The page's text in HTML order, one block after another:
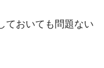
ておいても問題ない